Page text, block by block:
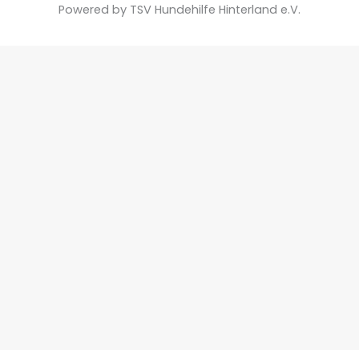
Powered by TSV Hundehilfe Hinterland e.V.